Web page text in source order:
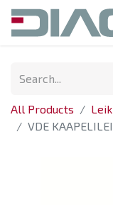
All Products
VDE